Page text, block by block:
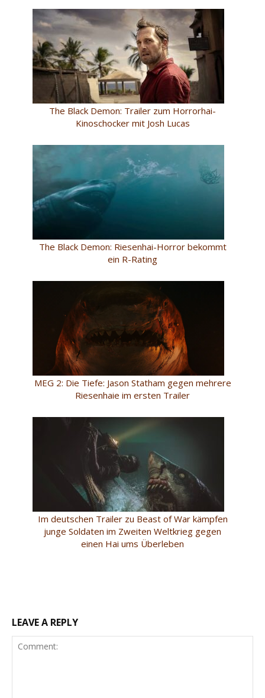
The Black Demon: Trailer zum Horrorhai-
Kinoschocker mit Josh Lucas
The Black Demon: Riesenhai-Horror bekommt
ein R-Rating
MEG 2: Die Tiefe: Jason Statham gegen mehrere
Riesenhaie im ersten Trailer
Im deutschen Trailer zu Beast of War kämpfen
junge Soldaten im Zweiten Weltkrieg gegen
einen Hai ums Überleben
LEAVE A REPLY